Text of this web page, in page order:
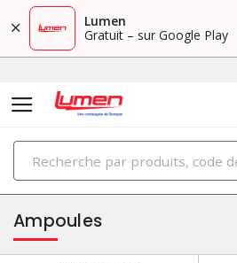
Lumen
Gratuit – sur Google Play
PRODUITS
éclairage
Ampoules